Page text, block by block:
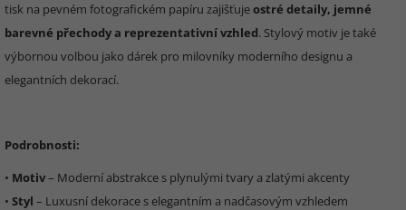
tisk na pevném fotografickém papíru zajišťujeostré detaily, jemné
barevné přechody a reprezentativní vzhled. Stylový motiv je také
výbornou volbou jako dárek pro milovníky moderního designu a
elegantních dekorací.
Podrobnosti:
• Motiv– Moderní abstrakce s plynulými tvary a zlatými akcenty
• Styl – Luxusní dekorace s elegantním a nadčasovým vzhledem